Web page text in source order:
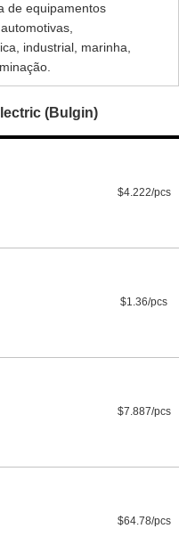
de equipamentos
industrial, marinha,
(Bulgin)
$4.222/pcs
$1.36/pcs
$7.887/pcs
$64.78/pcs